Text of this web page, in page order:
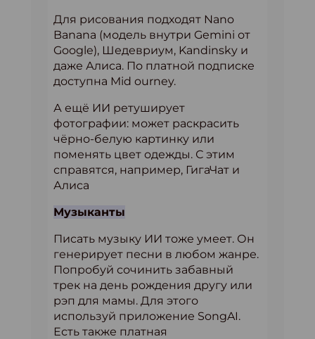
Для рисования подходят Nano
Banana (модель внутри Gemini от
Google), Шедевриум, Kandinsky и
даже Алиса. По платной подписке
доступна Mid ourney.
А ещё ИИ ретуширует
фотографии: может раскрасить
чёрно-белую картинку или
поменять цвет одежды. С этим
справятся, например, ГигаЧат и
Алиса
Музыканты
Писать музыку ИИ тоже умеет. Он
генерирует песни в любом жанре.
Попробуй сочинить забавный
трек на день рождения другу или
рэп для мамы. Для этого
используй приложение SongAI.
Есть также платная